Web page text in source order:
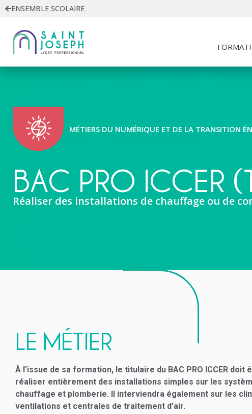
ENSEMBLE SCOLAIRE
MÉTIERS DU NUMÉRIQUE ET DE LA TRANSITION
BAC PRO ICCER
Réaliser des installations de chauffage ou de
LE MÉTIER
À l’issue de sa formation, le titulaire du BAC PRO ICCER doit
réaliser entièrement des installations simples sur les
chauffage et plomberie. Il interviendra également sur les
ventilations et centrales de traitement d’air.